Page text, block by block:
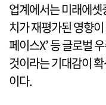
업계에서는 미래에
치가 재평가된 영향
페이스X’ 등 글로벌
것이라는 기대감이
이다.